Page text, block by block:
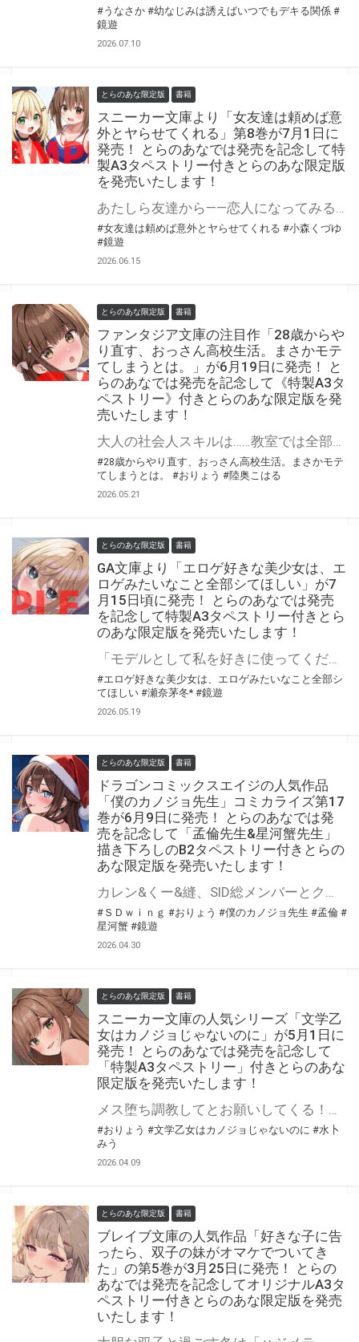
#うなさか #幼なじみは誘えばいつでもデキる関係 #
鏡遊
2026.07.10
とらのあな限定版 書籍
スニーカー文庫より「女友達は頼めば意
外とヤらせてくれる」第8巻が7月1日に
発売！ とらのあなでは発売を記念して特
製A3タペストリー付きとらのあな限定版
を発売いたします！
あたしら友達から――恋人になってみる? スニーカー文庫より 『女友達は頼めば意外とヤらせてくれる』第8巻が7月1日(水)に発売！ とらのあなでは発売を記念して「特製A3タペストリー付き」とらのあな限定版を発売いたします。 とらのあな限定版の数は限られていますので是非お早めにお求めください！
#女友達は頼めば意外とヤらせてくれる #小森くづゆ
#鏡遊
2026.06.15
とらのあな限定版 書籍
ファンタジア文庫の注目作「28歳からや
り直す、おっさん高校生活。まさかモテ
てしまうとは。」が6月19日に発売！ と
らのあなでは発売を記念して《特製A3タ
ペストリー》付きとらのあな限定版を発
売いたします！
大人の社会人スキルは……教室では全部チートで頼られまくり!? 「28歳からやり直す、おっさん高校生活。まさかモテてしまうとは。」が6月19日(金)に発売！ とらのあなでは発売を記念して「特製A3タペストリー」付きとらのあな限定版を発売いたします。 とらのあな限定版は数量限定となりますので是非お早めにお求めください！
#28歳からやり直す、おっさん高校生活。まさかモテ
てしまうとは。
#おりょう #陸奥こはる
2026.05.21
とらのあな限定版 書籍
GA文庫より「エロゲ好きな美少女は、エ
ロゲみたいなこと全部シてほしい」が7
月15日頃に発売！ とらのあなでは発売
を記念して特製A3タペストリー付きとら
のあな限定版を発売いたします！
「モデルとして私を好きに使ってください。あなたの言うこと、なんでも聞きますから」 GA文庫より 『エロゲ好きな美少女は、エロゲみたいなこと全部シてほしい』が7月15日(水)頃に発売！ とらのあなでは発売を記念して「特製A3タペストリー付き」とらのあな限定版を発売いたします。 とらのあな限定版の数は限られていますので是非お早めにお求めください！
#エロゲ好きな美少女は、エロゲみたいなこと全部シ
てほしい #瀬奈茅冬* #鏡遊
2026.05.19
とらのあな限定版 書籍
ドラゴンコミックスエイジの人気作品
「僕のカノジョ先生」コミカライズ第17
巻が6月9日に発売！ とらのあなでは発
売を記念して「孟倫先生&星河蟹先生」
描き下ろしのB2タペストリー付きとらの
あな限定版を発売いたします！
カレン&くー&縫、SID総メンバーとクリスマストリプルデート!? 「僕のカノジョ先生」第17巻が6月9日（火）に発売！ とらのあなでは発売を記念して「描き下ろしB2タペストリー」付きとらのあな限定版を発売いたします。 イラストは「孟倫先生&星河蟹先生」先生の描き下ろしです♪ とらのあな限定版は数量限定となりますので是非お早めにお求めください！
#ＳＤｗｉｎｇ #おりょう #僕のカノジョ先生 #孟倫 #
星河蟹 #鏡遊
2026.04.30
とらのあな限定版 書籍
スニーカー文庫の人気シリーズ「文学乙
女はカノジョじゃないのに」が5月1日に
発売！ とらのあなでは発売を記念して
「特製A3タペストリー」付きとらのあな
限定版を発売いたします！
メス堕ち調教してとお願いしてくる！？ ちょっぴりエッチな青春ラブコメ「カノジョじゃないのに」 シリーズ第2弾！ 「文学乙女はカノジョじゃないのに」が5月1日（金）に発売！ とらのあなでは発売を記念して「特製A3タペストリー」付きとらのあな限定版を発売いたします。 とらのあな限定版は数量限定となりますので是非お早めにお求めください！
#おりょう #文学乙女はカノジョじゃないのに #水卜
みう
2026.04.09
とらのあな限定版 書籍
ブレイブ文庫の人気作品「好きな子に告
ったら、双子の妹がオマケでついてき
た」の第5巻が3月25日に発売！ とらの
あなでは発売を記念してオリジナルA3タ
ペストリー付きとらのあな限定版を発売
いたします！